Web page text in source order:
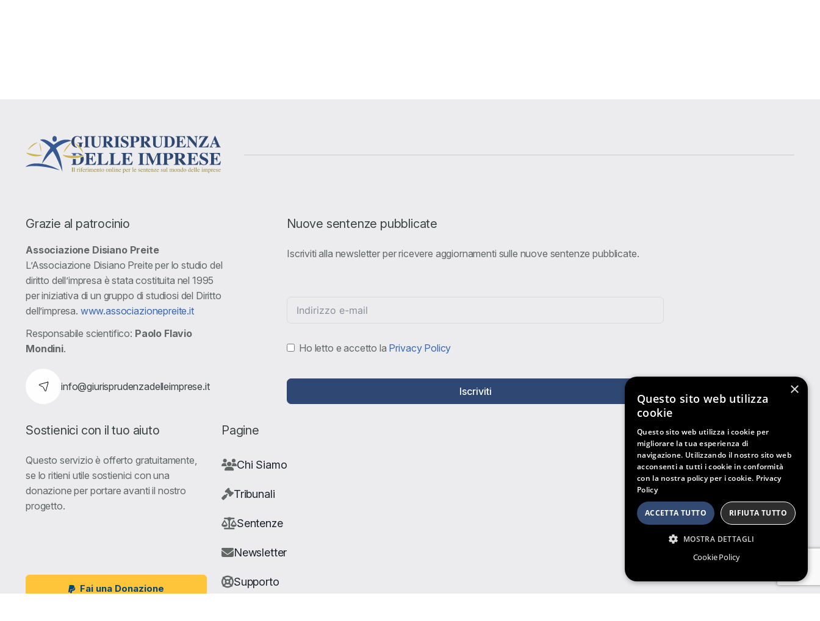
Grazie al patrocinio
Associazione Disiano Preite
L’Associazione Disiano Preite per lo studio del
diritto dell’impresa è stata costituita nel 1995
per iniziativa di un gruppo di studiosi del Diritto
dell’impresa. www.associazionepreite.it
Responsabile scientifico: Paolo Flavio
Mondini.
info@giurisprudenzadelleimprese.it
Nuove sentenze pubblicate
Iscriviti alla newsletter per ricevere aggiornamenti sulle nuove sentenze pubblicate.
Ho letto e accetto la Privacy Policy
Iscriviti
Sostienici con il tuo aiuto
Questo servizio è offerto gratuitamente,
se lo ritieni utile sostienici con una
donazione per portare avanti il nostro
progetto.
Fai una Donazione
Pagine
Chi Siamo
Tribunali
Sentenze
Newsletter
Supporto
×
Questo sito web utilizza
cookie
Questo sito web utilizza i cookie per
migliorare la tua esperienza di
navigazione. Utilizzando il nostro sito web
acconsenti a tutti i cookie in conformità
con la nostra policy per i cookie. Privacy
Policy
ACCETTA TUTTO RIFIUTA TUTTO
MOSTRA DETTAGLI
Cookie Policy